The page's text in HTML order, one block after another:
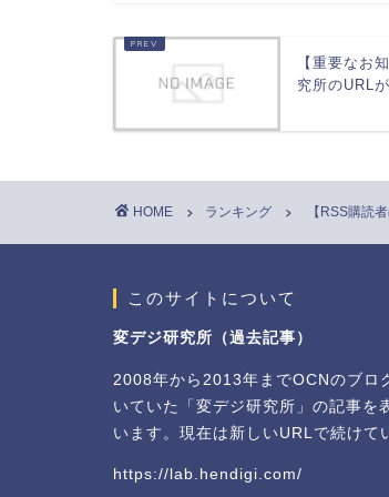
【重要なお
究所のURL
HOME ランキング 【RSS購読
このサイトについて
変デジ研究所（過去記事）
2008年から2013年までOCNのブロ
いていた「変デジ研究所」の記事を
います。現在は新しいURLで続けて
https://lab.hendigi.com/